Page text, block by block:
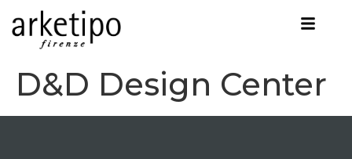
D&D Design Center